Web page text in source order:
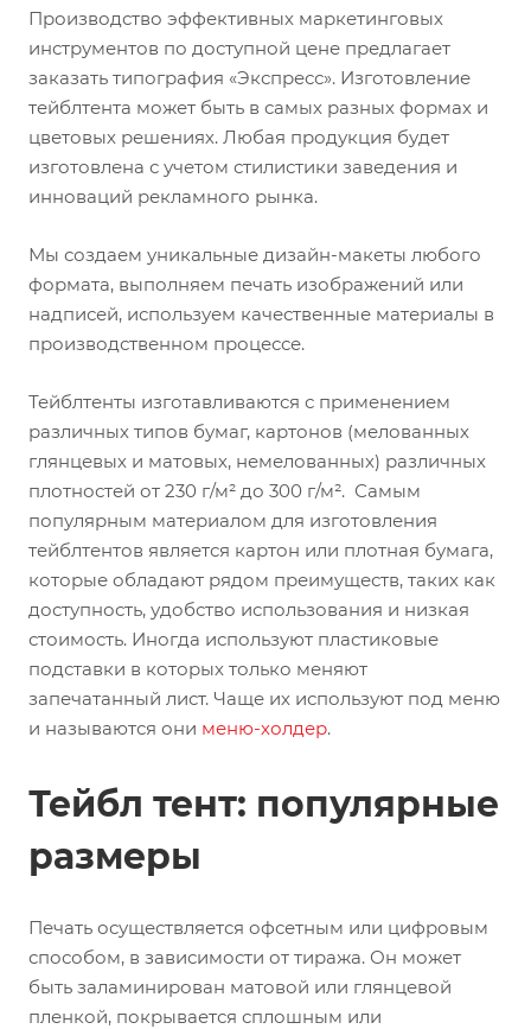
Производство эффективных маркетинговых
инструментов по доступной цене предлагает
заказать типография «Экспресс». Изготовление
тейблтента может быть в самых разных формах и
цветовых решениях. Любая продукция будет
изготовлена с учетом стилистики заведения и
инноваций рекламного рынка.
Мы создаем уникальные дизайн-макеты любого
формата, выполняем печать изображений или
надписей, используем качественные материалы в
производственном процессе.
Тейблтенты изготавливаются с применением
различных типов бумаг, картонов (мелованных
глянцевых и матовых, немелованных) различных
плотностей от 230 г/м² до 300 г/м². Самым
популярным материалом для изготовления
тейблтентов является картон или плотная бумага,
которые обладают рядом преимуществ, таких как
доступность, удобство использования и низкая
стоимость. Иногда используют пластиковые
подставки в которых только меняют
запечатанный лист. Чаще их используют под меню
и называются они меню-холдер.
Тейбл тент: популярные
размеры
Печать осуществляется офсетным или цифровым
способом, в зависимости от тиража. Он может
быть заламинирован матовой или глянцевой
пленкой, покрывается сплошным или